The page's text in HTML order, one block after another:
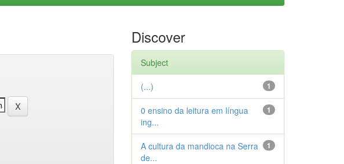
Discover
Subject
1
(...)
1
0 ensino da leitura em língua
ing...
1
A cultura da mandioca na Serra
de...